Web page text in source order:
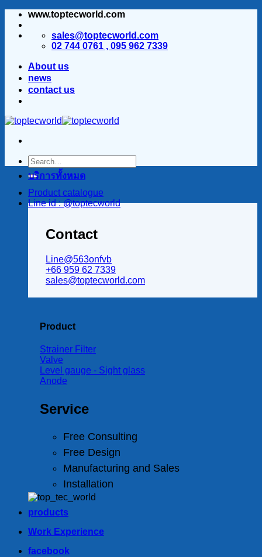
ข้าม
www.toptecworld.com
sales@toptecworld.com
02 744 0761 , 095 962 7339
About us
news
contact us
Product catalogue
Line id : @toptecworld
บริการทั้งหมด
Contact
Line@563onfvb
+66 959 62 7339
sales@toptecworld.com
Product
Strainer Filter
Valve
Level gauge - Sight glass
Anode
Service
Free Consulting
Free Design
Manufacturing and Sales
Installation
products
Work Experience
facebook